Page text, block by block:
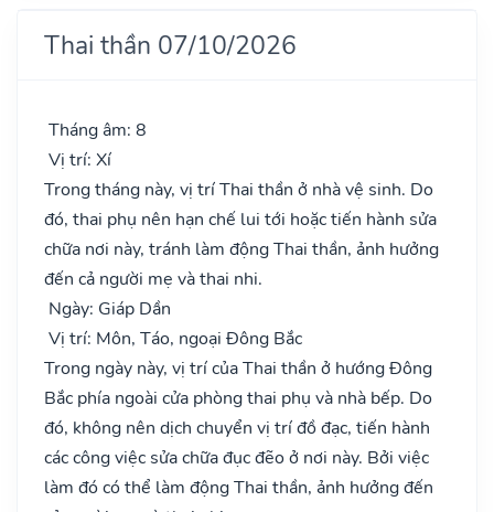
Thai thần 07/10/2026
Tháng âm: 8
Vị trí: Xí
Trong tháng này, vị trí Thai thần ở nhà vệ sinh. Do
đó, thai phụ nên hạn chế lui tới hoặc tiến hành sửa
chữa nơi này, tránh làm động Thai thần, ảnh hưởng
đến cả người mẹ và thai nhi.
Ngày: Giáp Dần
Vị trí: Môn, Táo, ngoại Đông Bắc
Trong ngày này, vị trí của Thai thần ở hướng Đông
Bắc phía ngoài cửa phòng thai phụ và nhà bếp. Do
đó, không nên dịch chuyển vị trí đồ đạc, tiến hành
các công việc sửa chữa đục đẽo ở nơi này. Bởi việc
làm đó có thể làm động Thai thần, ảnh hưởng đến